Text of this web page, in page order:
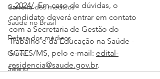
Carreira dos médicos
Saúde no Brasil
Defesa dos médicos
Greve
Salário
s-2024/. Em caso de dúvidas, o
candidato deverá entrar em contato
com a Secretaria de Gestão do
Trabalho e da Educação na Saúde -
SGTES/MS, pelo e-mail: edital-
residencia@saude.gov.br.